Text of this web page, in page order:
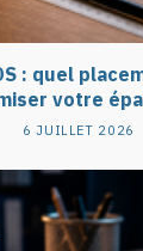
: quel
votre
6 JUILLET 2026